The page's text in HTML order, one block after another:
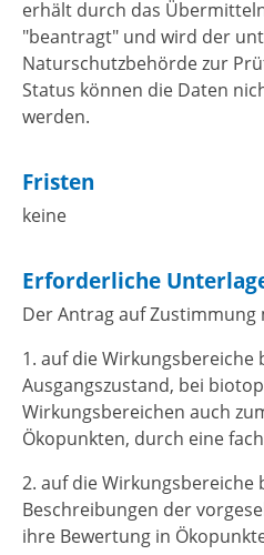
erhält durch das
"beantragt" und wird der
Naturschutzbehörde zur
Status können die Daten
werden.
Fristen
keine
Erforderliche
Der Antrag auf Zustimmung
1. auf die Wirkungsbereiche
Ausgangszustand, bei
Wirkungsbereichen auch
Ökopunkten, durch eine
2. auf die Wirkungsbereiche
Beschreibungen der
ihre Bewertung in